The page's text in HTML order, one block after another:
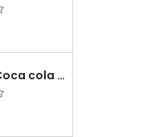
Sklenice Coca cola 0,27l